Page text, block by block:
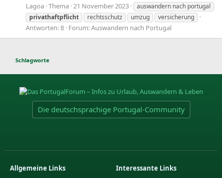
Lagoa Thema 21 November 2023
auswandern nach portugal
privathaftpflicht
rechtsschutz umzug versicherung
Antworten: 8 Forum:Auswandern nach Portugal
Schlagworte
Die deutschsprachige Portugal-Community
Allgemeine Links
Interessante Links